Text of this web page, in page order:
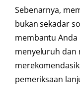
Sebenarnya,
bukan sekadar
membantu Anda
menyeluruh dan
pemeriksaan